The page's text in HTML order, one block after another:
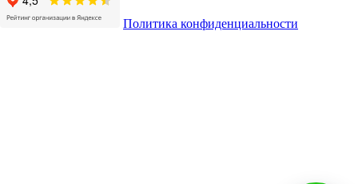
Политика конфиденциальности